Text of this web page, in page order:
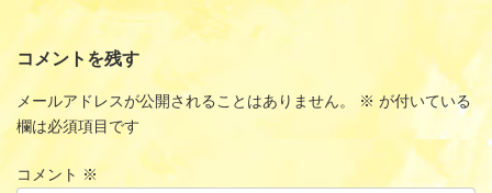
コメントを残す
メールアドレスが公開されることはありません。 ※ が付いている
欄は必須項目です
コメント ※